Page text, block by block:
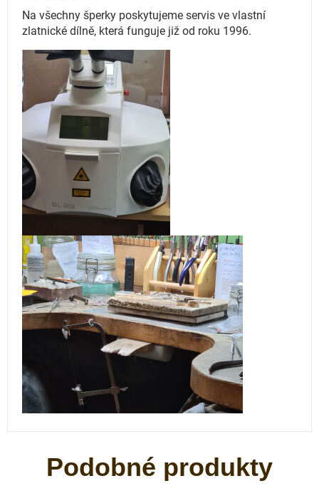
Na všechny šperky poskytujeme servis ve vlastní
zlatnické dílně, která funguje již od roku 1996.